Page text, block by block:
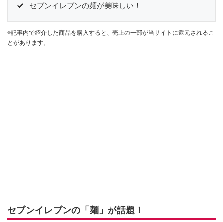
セブンイレブンの麺が美味しい！
※記事内で紹介した商品を購入すると、売上の一部が当サイトに還元されるこ
とがあります。
セブンイレブンの「麺」が話題！